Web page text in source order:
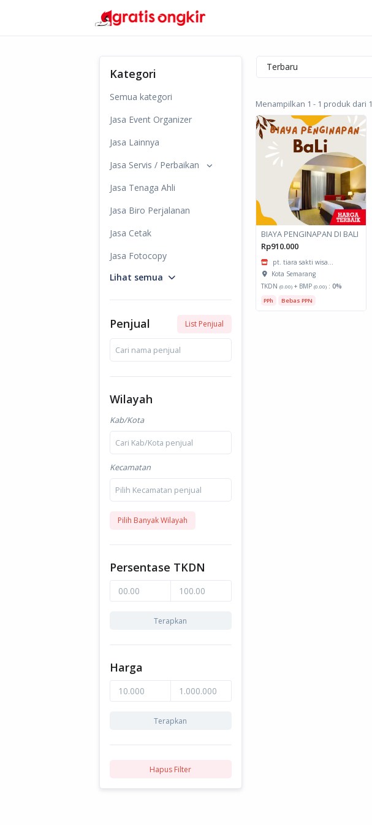
Kategori
Semua kategori
Jasa Event Organizer
Jasa Lainnya
Jasa Servis / Perbaikan
Jasa Tenaga Ahli
Jasa Biro Perjalanan
Jasa Cetak
Jasa Fotocopy
Lihat semua
Penjual List Penjual
Cari nama penjual
Wilayah
Kab/Kota
Cari Kab/Kota penjual
Kecamatan
Pilih Kecamatan penjual
Pilih Banyak Wilayah
Persentase TKDN
Terapkan
Harga
Terapkan
Hapus Filter
Menampilkan 1 - 1 produk dari 1
BIAYA PENGINAPAN DI BALI
Rp910.000
pt. tiara sakti wisa...
Kota Semarang
TKDN (0.00)+ BMP (0.00): 0%
PPh Bebas PPN